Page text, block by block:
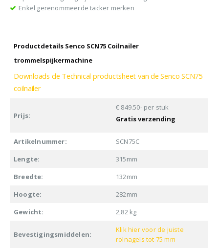
Enkel gerenommeerde tacker merken
Productdetails Senco SCN75 Coilnailer
trommelspijkermachine
Downloads de Technical productsheet van de Senco SCN75
coilnailer
Prijs:
€ 849.50- per stuk
Gratis verzending
Artikelnummer:
SCN75C
Lengte:
315mm
Breedte:
132mm
Hoogte:
282mm
Gewicht:
2,82 kg
Bevestigingsmiddelen:
Klik hier voor de juiste
rolnagels tot 75 mm